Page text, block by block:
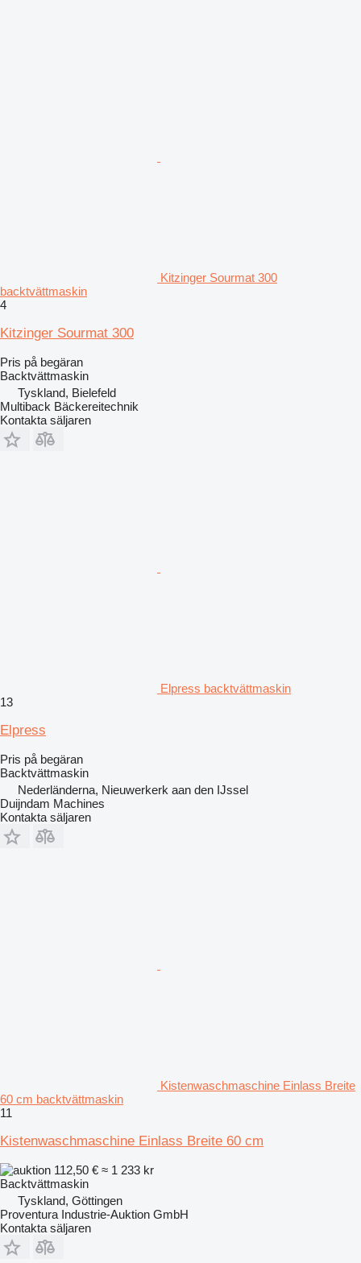
Kitzinger Sourmat 300
backtvättmaskin
4
Kitzinger Sourmat 300
Pris på begäran
Backtvättmaskin
Tyskland, Bielefeld
Multiback Bäckereitechnik
Kontakta säljaren
Elpress backtvättmaskin
13
Elpress
Pris på begäran
Backtvättmaskin
Nederländerna, Nieuwerkerk aan den IJssel
Duijndam Machines
Kontakta säljaren
Kistenwaschmaschine Einlass Breite
60 cm backtvättmaskin
11
Kistenwaschmaschine Einlass Breite 60 cm
112,50 € ≈ 1 233 kr
Backtvättmaskin
Tyskland, Göttingen
Proventura Industrie-Auktion GmbH
Kontakta säljaren